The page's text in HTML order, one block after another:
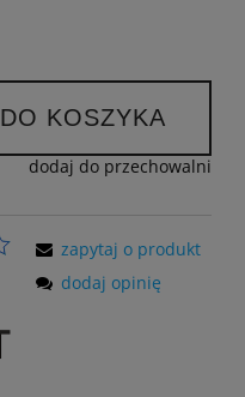
DO KOSZYKA
dodaj do przechowalni
zapytaj o produkt
dodaj opinię